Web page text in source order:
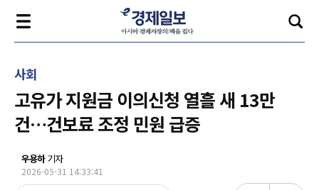
사회
고유가 지원금 이의신청 열흘 새 13만
건…건보료 조정 민원 급증
우용하기자
2026-05-31 14:33:41